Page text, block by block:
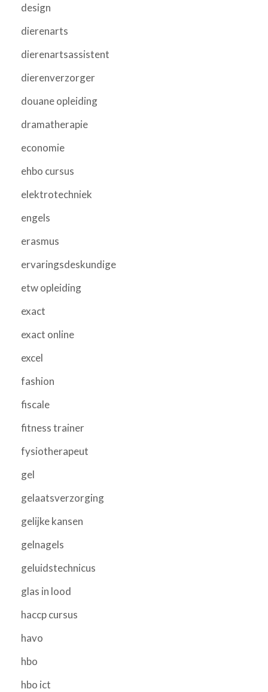
design
dierenarts
dierenartsassistent
dierenverzorger
douane opleiding
dramatherapie
economie
ehbo cursus
elektrotechniek
engels
erasmus
ervaringsdeskundige
etw opleiding
exact
exact online
excel
fashion
fiscale
fitness trainer
fysiotherapeut
gel
gelaatsverzorging
gelijke kansen
gelnagels
geluidstechnicus
glas in lood
haccp cursus
havo
hbo
hbo ict